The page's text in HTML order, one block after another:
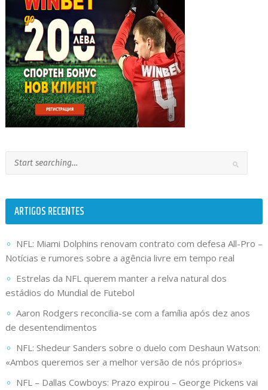
ARTIGOS RECENTES
NFL: Miami Dolphins renovam contrato com defesa All-Pro –
Notícias e rumores sobre a agência livre em tempo real
Estrelas da NFL querem manter a relva natural dos
estádios do Mundial de Futebol
Aaron Rodgers reconcilia-se com a família após dez anos
de desentendimentos
NFL: Shedeur Sanders sobre o duelo com Deshaun Watson:
«Ambos queremos ser a melhor versão de nós próprios»
NFL – Dallas Cowboys: Prazo expirou – George Pickens vai